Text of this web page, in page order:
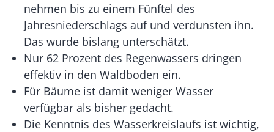
nehmen bis zu einem Fünftel des
Jahresniederschlags auf und verdunsten ihn.
Das wurde bislang unterschätzt.
Nur 62 Prozent des Regenwassers dringen
effektiv in den Waldboden ein.
Für Bäume ist damit weniger Wasser
verfügbar als bisher gedacht.
Die Kenntnis des Wasserkreislaufs ist wichtig,